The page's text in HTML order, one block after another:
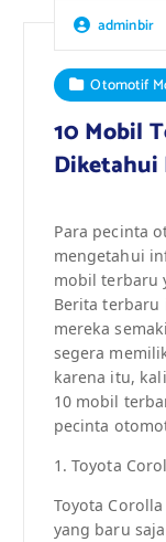
adminbir
Otomotif
10 Mobil
Para pecinta
mengetahui
mobil terbaru
Berita terbaru
mereka
segera
karena itu,
10 mobil
pecinta
1. Toyota
Toyota
yang baru